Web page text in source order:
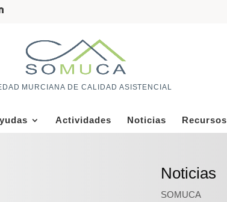
MURCIANA DE CALIDAD ASISTENCIAL
Actividades Noticias Recursos
Noticias
SOMUCA